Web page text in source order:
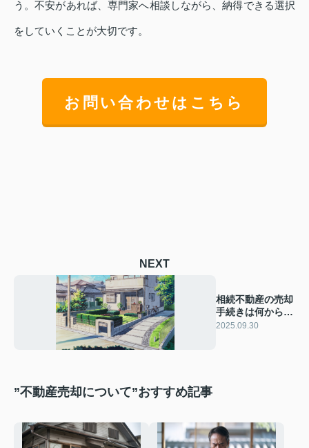
う。不安があれば、専門家へ相談しながら、納得できる選択
をしていくことが大切です。
お問い合わせはこちら
NEXT
相続不動産の売却
手続きは何から始
める？流れや注意
2025.09.30
”不動産売却について”おすすめ記事